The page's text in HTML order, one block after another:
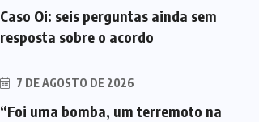
Caso Oi: seis perguntas ainda sem
resposta sobre o acordo
7 DE AGOSTO DE 2026
“Foi uma bomba, um terremoto na